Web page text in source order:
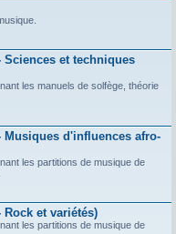
Sciences et techniques
les manuels de solfège, théorie
Musiques d'influences afro-
les partitions de musique de
Rock et variétés)
les partitions de musique de